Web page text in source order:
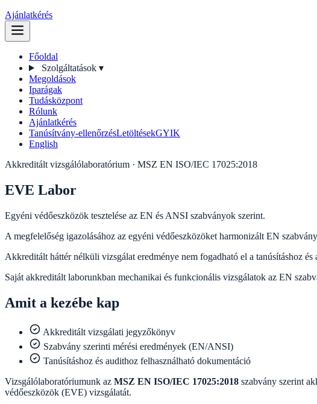
Ajánlatkérés
Főoldal
Szolgáltatások ▾
Megoldások
Iparágak
Tudásközpont
Rólunk
Ajánlatkérés
Tanúsítvány-ellenőrzésLetöltésekGYIK
English
Akkreditált vizsgálólaboratórium · MSZ EN ISO/IEC 17025:2018
EVE Labor
Egyéni védőeszközök tesztelése az EN és ANSI szabványok szerint.
A megfelelőség igazolásához az egyéni védőeszközöket harmonizált EN
Akkreditált háttér nélküli vizsgálat eredménye nem fogadható el a tanúsításhoz és
Saját akkreditált laborunkban mechanikai és funkcionális vizsgálatok az EN
Amit a kezébe kap
Akkreditált vizsgálati jegyzőkönyv
Szabvány szerinti mérési eredmények (EN/ANSI)
Tanúsításhoz és audithoz felhasználható dokumentáció
Vizsgálólaboratóriumunk az MSZ EN ISO/IEC 17025:2018 szabvány szerint
védőeszközök (EVE) vizsgálatát.